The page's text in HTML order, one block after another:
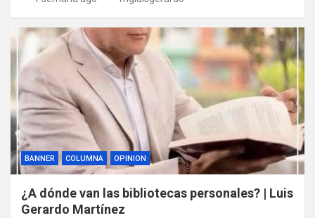
BANNER COLUMNA OPINION
¿A dónde van las bibliotecas personales? | Luis
Gerardo Martínez